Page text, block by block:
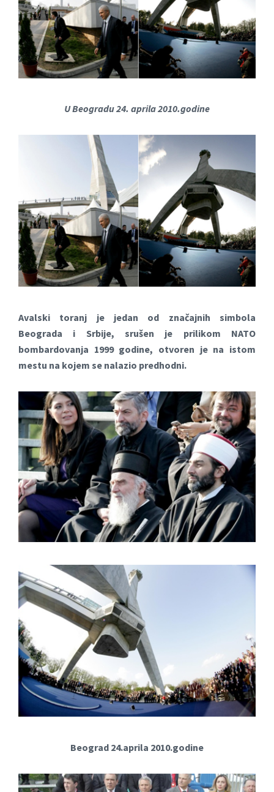
U Beogradu 24. aprila 2010.godine
Avalski toranj je jedan od značajnih simbola
Beograda i Srbije, srušen je prilikom NATO
bombardovanja 1999 godine, otvoren je na istom
mestu na kojem se nalazio predhodni.
Beograd 24.aprila 2010.godine